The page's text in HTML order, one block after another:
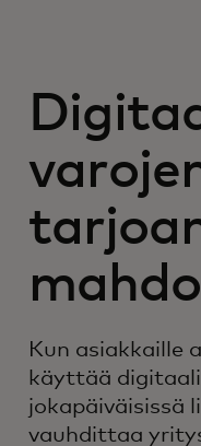
Kun asiakkaille
käyttää
jokapäiväisissä
vauhdittaa